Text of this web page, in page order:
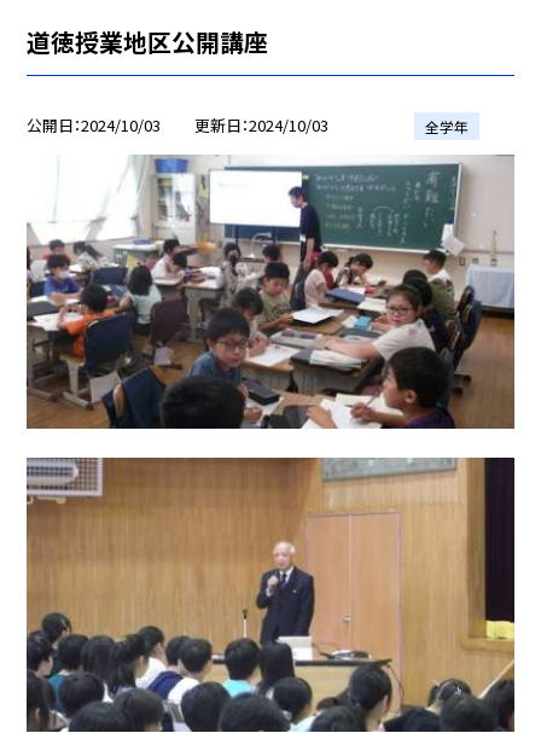
道徳授業地区公開講座
公開日 2024/10/03 更新日 2024/10/03 全学年